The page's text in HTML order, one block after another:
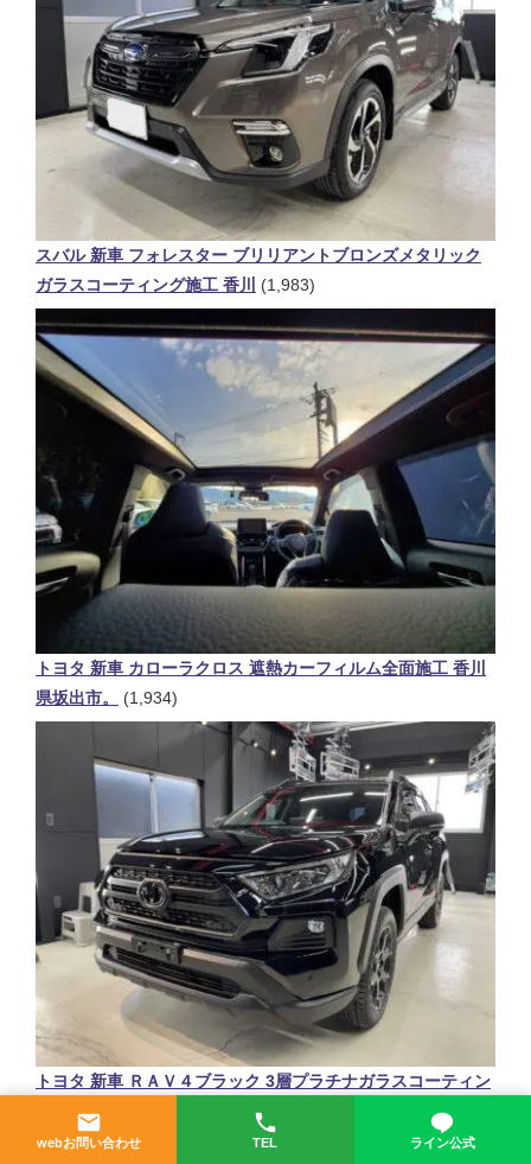
スバル 新車 フォレスター ブリリアントブロンズメタリック
ガラスコーティング施工 香川
(1,983)
トヨタ 新車 カローラクロス 遮熱カーフィルム全面施工 香川
県坂出市。
(1,934)
トヨタ 新車 ＲＡＶ４ブラック 3層プラチナガラスコーティン
グ施工。香川県三豊市。
(1,398)
webお問い合わせ TEL ライン公式